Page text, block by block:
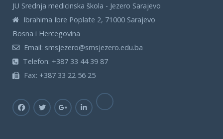
JU Srednja medicinska škola - Jezero Sarajevo
Ibrahima Ibre Poplate 2, 71000 Sarajevo
Bosna i Hercegovina
Email: smsjezero@smsjezero.edu.ba
Telefon: +387 33 44 39 87
Fax: +387 33 22 56 25